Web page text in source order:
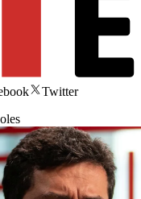
Twitter